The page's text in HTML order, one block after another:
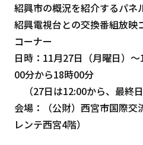
紹興市の概況を紹介するパネ
紹興電視台との交換番組放映
コーナー
日時：11月27日（月曜日）
00分から18時00分
（27日は12:00から、最終日
会場：（公財）西宮市国際
レンテ西宮4階）